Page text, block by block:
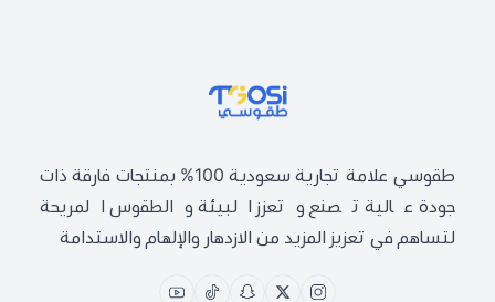
طقوسي | TGOSIطقوسي علامة تجارية سعودية 100% بمنتجات فارقة ذات
جودة عالية تصنع وتعزز البيئة والطقوس المريحة
لتساهم في تعزيز المزيد من الازدهار والإلهام والاستدامة